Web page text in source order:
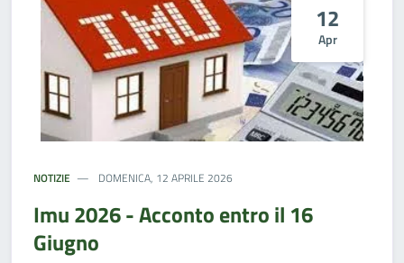
12
Apr
NOTIZIE DOMENICA, 12 APRILE 2026
Imu 2026 - Acconto entro il 16
Giugno